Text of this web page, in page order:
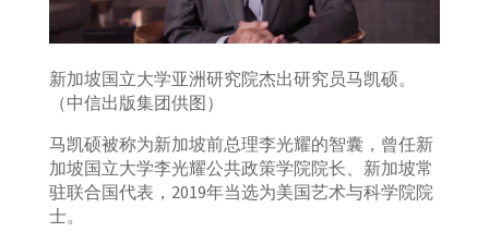
新加坡国立大学亚洲研究院杰出研究员马凯硕。
（中信出版集团供图）
马凯硕被称为新加坡前总理李光耀的智囊，曾任新
加坡国立大学李光耀公共政策学院院长、新加坡常
驻联合国代表，2019年当选为美国艺术与科学院院
士。